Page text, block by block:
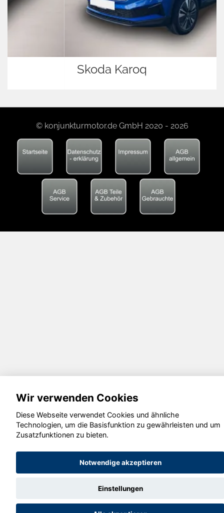
Skoda Karoq
© konjunkturmotor.de GmbH 2020 - 2026
Wir verwenden Cookies
Diese Webseite verwendet Cookies und ähnliche
Technologien, um die Basisfunktion zu gewährleisten und um
Zusatzfunktionen zu bieten.
Notwendige akzeptieren
Einstellungen